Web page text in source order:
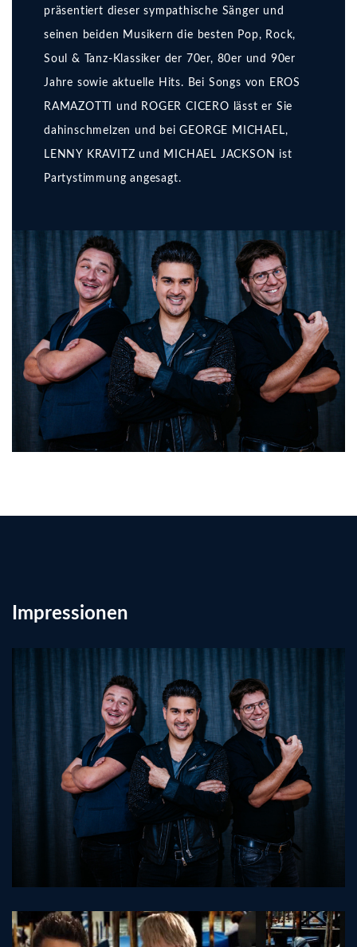
präsentiert dieser sympathische Sänger und
seinen beiden Musikern die besten Pop, Rock,
Soul & Tanz-Klassiker der 70er, 80er und 90er
Jahre sowie aktuelle Hits. Bei Songs von EROS
RAMAZOTTI und ROGER CICERO lässt er Sie
dahinschmelzen und bei GEORGE MICHAEL,
LENNY KRAVITZ und MICHAEL JACKSON ist
Partystimmung angesagt.
Impressionen